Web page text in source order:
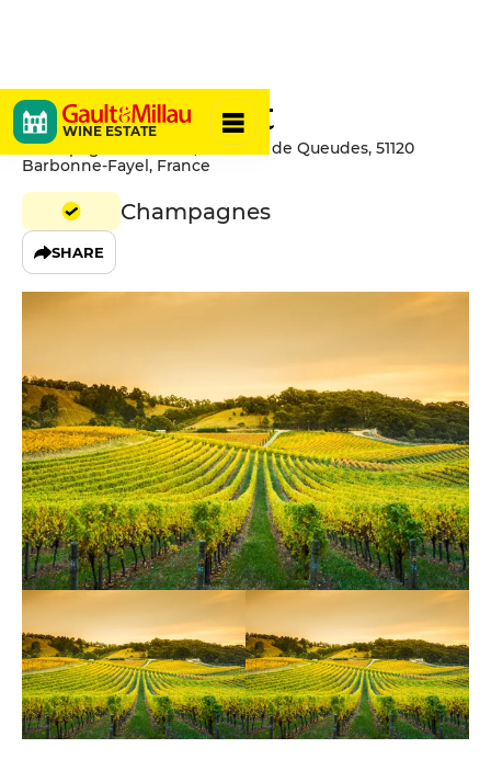
WINE ESTATE
M. Marcoult
Champagne Marcoult, 12 Route de Queudes, 51120
Barbonne-Fayel, France
Champagnes
SHARE